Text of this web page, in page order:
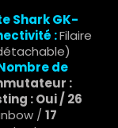
Shark GK-
:Filaire
de
:
: Oui / 26
/ 17